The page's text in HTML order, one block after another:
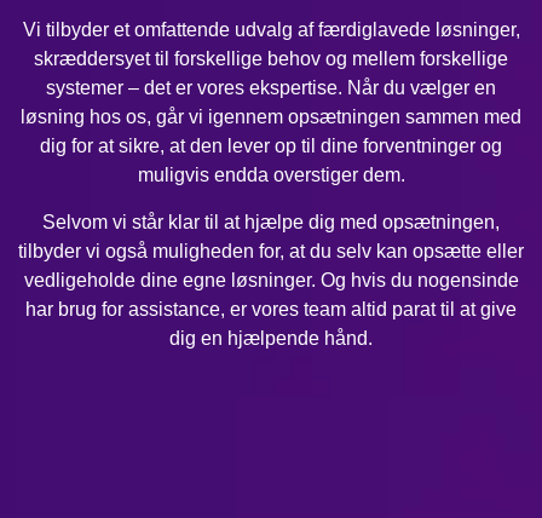
Vi tilbyder et omfattende udvalg af færdiglavede løsninger,
skræddersyet til forskellige behov og mellem forskellige
systemer – det er vores ekspertise. Når du vælger en
løsning hos os, går vi igennem opsætningen sammen med
dig for at sikre, at den lever op til dine forventninger og
muligvis endda overstiger dem.
Selvom vi står klar til at hjælpe dig med opsætningen,
tilbyder vi også muligheden for, at du selv kan opsætte eller
vedligeholde dine egne løsninger. Og hvis du nogensinde
har brug for assistance, er vores team altid parat til at give
dig en hjælpende hånd.